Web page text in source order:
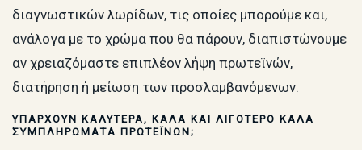
διαγνωστικών λωρίδων, τις οποίες μπορούμε και,
ανάλογα με το χρώμα που θα πάρουν, διαπιστώνουμε
αν χρειαζόμαστε επιπλέον λήψη πρωτεϊνών,
διατήρηση ή μείωση των προσλαμβανόμενων.
ΥΠΑΡΧΟΥΝ ΚΑΛΥΤΕΡΑ, ΚΑΛΑ ΚΑΙ ΛΙΓΟΤΕΡΟ ΚΑΛΑ
ΣΥΜΠΛΗΡΩΜΑΤΑ ΠΡΩΤΕΪΝΩΝ;